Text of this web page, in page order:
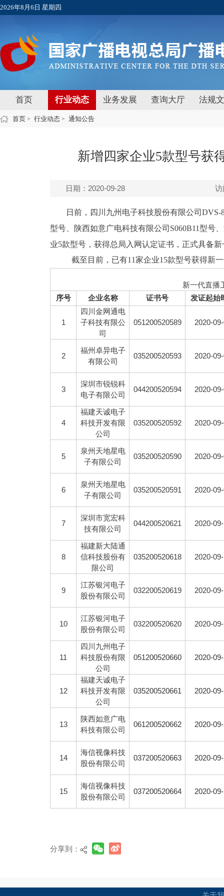
2026年8月6日 星期四
首页 行业动态 业务发展 查询大厅 法规
首页 > 行业动态 > 通知公告
新增四家企业5款型号获
日期：2020-09-28 访
日前，四川九州电子科技股份有限公司
型号、陕西如意广电科技有限公司S060B11型号
业5款型号，获得总局入网认定证书，正式具备
截至目前，已有11家企业15款型号获得新
新一代直播
序号
企业名称 证书号 发证起始
1
四川金网通电
子科技有限公
司
051200520589 2020-
2
福州卓异电子
有限公司
035200520593 2020-
3
深圳市锐锐科
电子有限公司
044200520594 2020-
4
福建天诚电子
科技开发有限
公司
035200520592 2020-
5
泉州天地星电
子有限公司
035200520590 2020-
6
泉州天地星电
子有限公司
035200520591 2020-
7
深圳市宽宏科
技有限公司
044200520621 2020-
8
福建新大陆通
信科技股份有
限公司
035200520618 2020-
9
江苏银河电子
股份有限公司
032200520619 2020-
10
江苏银河电子
股份有限公司
032200520620 2020-
11
四川九州电子
科技股份有限
公司
051200520660 2020-
12
福建天诚电子
科技开发有限
公司
035200520661 2020-
13
陕西如意广电
科技有限公司
061200520662 2020-
14
海信视像科技
股份有限公司
037200520663 2020-
15
海信视像科技
股份有限公司
037200520664 2020-
分享到：